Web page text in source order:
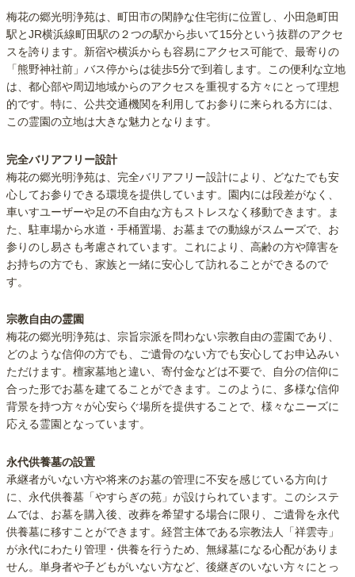
梅花の郷光明浄苑は、町田市の閑静な住宅街に位置し、小田急町田
駅とJR横浜線町田駅の２つの駅から歩いて15分という抜群のアクセ
スを誇ります。新宿や横浜からも容易にアクセス可能で、最寄りの
「熊野神社前」バス停からは徒歩5分で到着します。この便利な立地
は、都心部や周辺地域からのアクセスを重視する方々にとって理想
的です。特に、公共交通機関を利用してお参りに来られる方には、
この霊園の立地は大きな魅力となります。
完全バリアフリー設計
梅花の郷光明浄苑は、完全バリアフリー設計により、どなたでも安
心してお参りできる環境を提供しています。園内には段差がなく、
車いすユーザーや足の不自由な方もストレスなく移動できます。ま
た、駐車場から水道・手桶置場、お墓までの動線がスムーズで、お
参りのし易さも考慮されています。これにより、高齢の方や障害を
お持ちの方でも、家族と一緒に安心して訪れることができるので
す。
宗教自由の霊園
梅花の郷光明浄苑は、宗旨宗派を問わない宗教自由の霊園であり、
どのような信仰の方でも、ご遺骨のない方でも安心してお申込みい
ただけます。檀家墓地と違い、寄付金などは不要で、自分の信仰に
合った形でお墓を建てることができます。このように、多様な信仰
背景を持つ方々が心安らぐ場所を提供することで、様々なニーズに
応える霊園となっています。
永代供養墓の設置
承継者がいない方や将来のお墓の管理に不安を感じている方向け
に、永代供養墓「やすらぎの苑」が設けられています。このシステ
ムでは、お墓を購入後、改葬を希望する場合に限り、ご遺骨を永代
供養墓に移すことができます。経営主体である宗教法人「祥雲寺」
が永代にわたり管理・供養を行うため、無縁墓になる心配がありま
せん。単身者や子どもがいない方など、後継ぎのいない方々にとっ